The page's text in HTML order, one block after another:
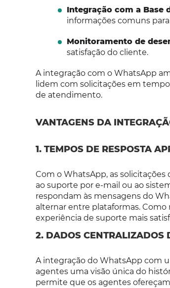
Integração com a Base
informações comuns
Monitoramento de
satisfação do cliente.
A integração com o WhatsApp
lidem com solicitações em
de atendimento.
VANTAGENS DA
1. TEMPOS DE RESPOSTA
Com o WhatsApp, as
ao suporte por e-mail ou ao
respondam às mensagens do
alternar entre plataformas.
experiência de suporte mais
2. DADOS CENTRALIZADOS
A integração do WhatsApp com
agentes uma visão única do
permite que os agentes